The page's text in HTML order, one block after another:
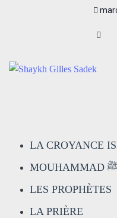
LA CROYANCE
LES PROPHÈTES
LA PRIÈRE